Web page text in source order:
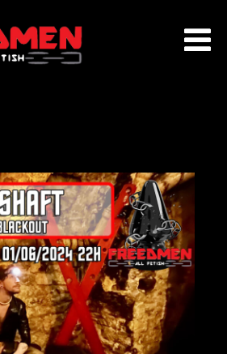
EVENEMENTS
AGENDA
ADHÉSION
PARTENAIRES
CONTACT